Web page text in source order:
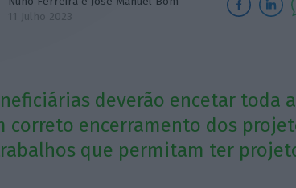
11 Julho 2023
deverão encetar toda
correto encerramento dos
que permitam ter